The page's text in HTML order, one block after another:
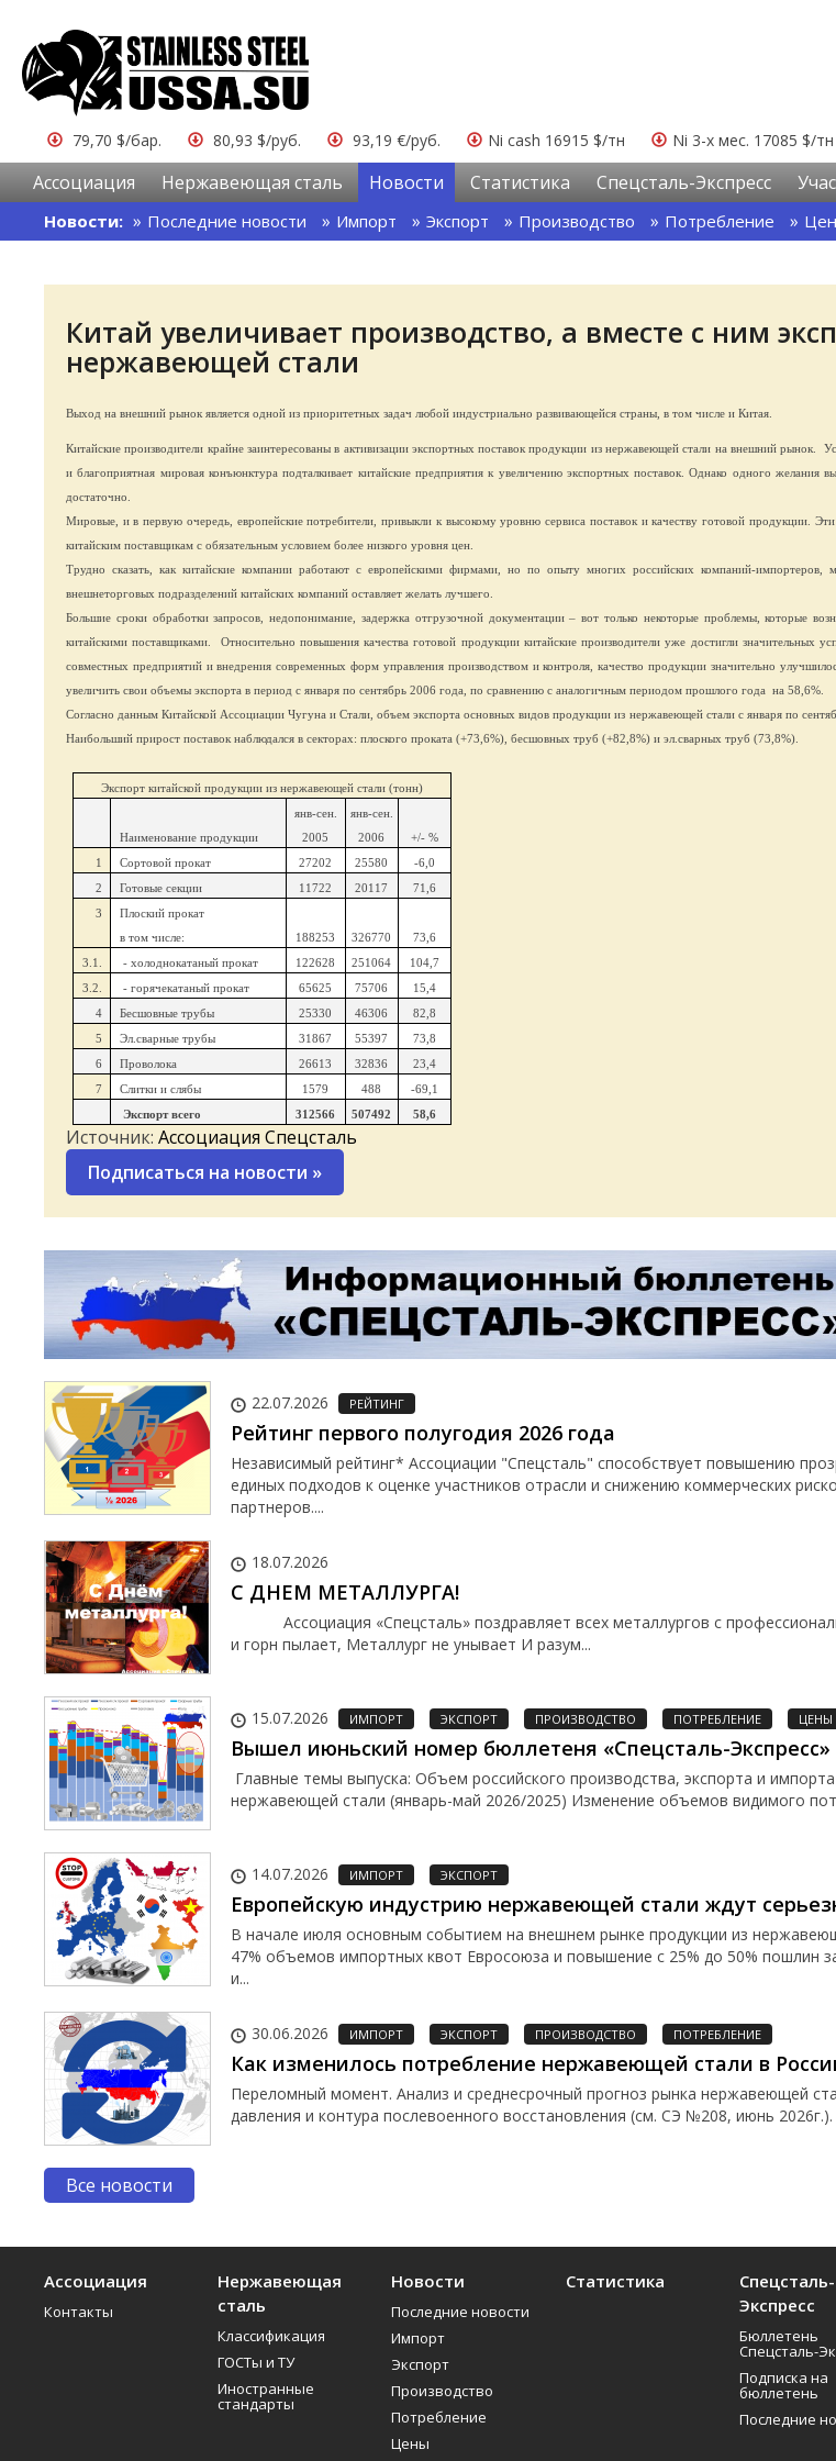
79,70 $/бар. 80,93 $/руб. 93,19 €/руб. Ni cash 16915 $/тн Ni 3-х мес. 17085 $/тн
Ассоциация Нержавеющая сталь Новости Статистика Спецсталь-Экспресс
Новости: Последние новости Импорт Экспорт Производство Потребление
Китай увеличивает производство, а вместе с ним
нержавеющей стали
Выход на внешний рынок является одной из приоритетных задач любой индустриально развивающейся страны, в том числе и Китая.
Китайские производители крайне заинтересованы в активизации экспортных поставок продукции из нержавеющей стали на внешний рынок.
и благоприятная мировая конъюнктура подталкивает китайские предприятия к увеличению экспортных поставок. Однако одного желания
достаточно.
Мировые, и в первую очередь, европейские потребители, привыкли к высокому уровню сервиса поставок и качеству готовой продукции.
китайским поставщикам с обязательным условием более низкого уровня цен.
Трудно сказать, как китайские компании работают с европейскими фирмами, но по опыту многих российских компаний-импортеров,
внешнеторговых подразделений китайских компаний оставляет желать лучшего.
Большие сроки обработки запросов, недопонимание, задержка отгрузочной документации – вот только некоторые проблемы, которые
китайскими поставщиками.
Относительно повышения качества готовой продукции китайские производители уже достигли значительных
совместных предприятий и внедрения современных форм управления производством и контроля, качество продукции значительно
увеличить свои объемы экспорта в период с января по сентябрь 2006 года, по сравнению с аналогичным периодом прошлого года
на 58,6%.
Согласно данным Китайской Ассоциации Чугуна и Стали, объем экспорта основных видов продукции из нержавеющей стали с января по
Наибольший прирост поставок наблюдался в секторах: плоского проката (+73,6%), бесшовных труб (+82,8%) и эл.сварных труб (73,8%).
Экспорт китайской продукции из нержавеющей стали (тонн)
Наименование продукции
янв-сен.
2005
янв-сен.
2006
+/- %
1 Сортовой прокат 27202 25580 -6,0
2 Готовые секции 11722 20117 71,6
3
Плоский прокат
в том числе:
188253 326770 73,6
3.1. - холоднокатаный прокат 122628 251064 104,7
3.2. - горячекатаный прокат 65625 75706 15,4
4 Бесшовные трубы 25330 46306 82,8
5 Эл.сварные трубы 31867 55397 73,8
6 Проволока 26613 32836 23,4
7 Слитки и слябы 1579 488 -69,1
Экспорт всего 312566 507492 58,6
Источник: Ассоциация Спецсталь
Подписаться на новости »
22.07.2026 РЕЙТИНГ
Рейтинг первого полугодия 2026 года
Независимый рейтинг* Ассоциации "Спецсталь" способствует повышению
единых подходов к оценке участников отрасли и снижению коммерческих
партнеров....
18.07.2026
С ДНЕМ МЕТАЛЛУРГА!
Ассоциация «Спецсталь» поздравляет всех металлургов с
и горн пылает, Металлург не унывает И разум...
15.07.2026 ИМПОРТ ЭКСПОРТ ПРОИЗВОДСТВО ПОТРЕБЛЕНИЕ ЦЕНЫ
Вышел июньский номер бюллетеня «Спецсталь-Экспресс»
Главные темы выпуска: Объем российского производства, экспорта и
нержавеющей стали (январь-май 2026/2025) Изменение объемов видимого
14.07.2026 ИМПОРТ ЭКСПОРТ
Европейскую индустрию нержавеющей стали ждут
В начале июля основным событием на внешнем рынке продукции из
47% объемов импортных квот Евросоюза и повышение с 25% до 50% пошлин
и...
30.06.2026 ИМПОРТ ЭКСПОРТ ПРОИЗВОДСТВО ПОТРЕБЛЕНИЕ
Как изменилось потребление нержавеющей стали в
Переломный момент. Анализ и среднесрочный прогноз рынка нержавеющей
давления и контура послевоенного восстановления (см. СЭ №208, июнь
Все новости
Ассоциация
Контакты
Нержавеющая
сталь
Классификация
ГОСТы и ТУ
Иностранные
стандарты
Новости
Последние новости
Импорт
Экспорт
Производство
Потребление
Цены
Статистика
Спецсталь-
Экспресс
Бюллетень
Спецсталь-
Подписка на
бюллетень
Последние